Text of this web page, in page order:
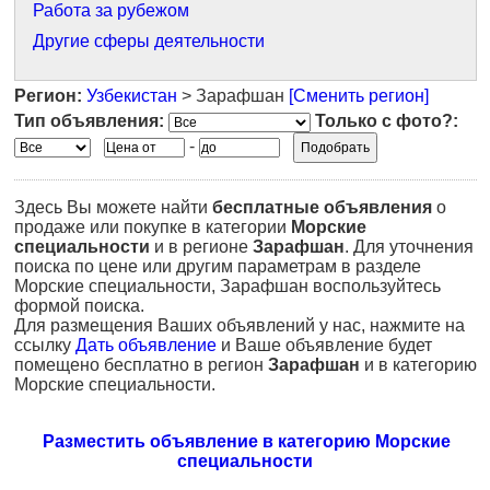
Работа за рубежом
Другие сферы деятельности
Регион: Узбекистан > Зарафшан [Сменить регион]
Тип объявления:
Только с фото?:
-
Здесь Вы можете найти бесплатные объявления о
продаже или покупке в категории Морские
специальности и в регионе Зарафшан. Для уточнения
поиска по цене или другим параметрам в разделе
Морские специальности, Зарафшан воспользуйтесь
формой поиска.
Для размещения Ваших объявлений у нас, нажмите на
ссылку Дать объявление и Ваше объявление будет
помещено бесплатно в регион Зарафшан и в категорию
Морские специальности.
Разместить объявление в категорию Морские
специальности